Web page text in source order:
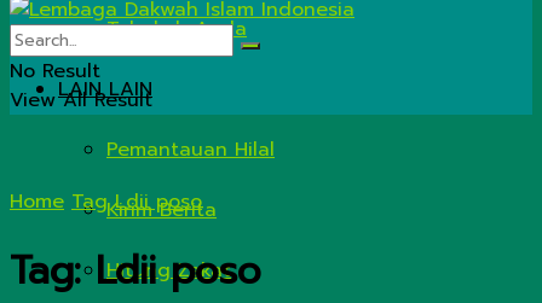
Tahukah Anda
LAIN LAIN
Pemantauan Hilal
Kirim Berita
Hitung Zakat
No Result
View All Result
Home Tag Ldii poso
Tag:Ldii poso